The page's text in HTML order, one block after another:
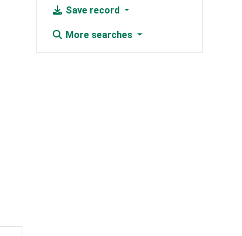
Save record
More searches